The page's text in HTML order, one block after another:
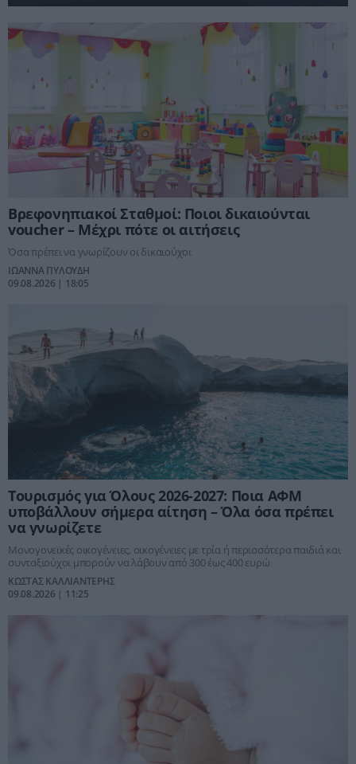
Βρεφονηπιακοί Σταθμοί: Ποιοι δικαιούνται
voucher – Μέχρι πότε οι αιτήσεις
Όσα πρέπει να γνωρίζουν οι δικαιούχοι
ΙΩΑΝΝΑ ΠΥΛΟΥΔΗ
09.08.2026 | 18:05
Τουρισμός για Όλους 2026-2027: Ποια ΑΦΜ
υποβάλλουν σήμερα αίτηση – Όλα όσα πρέπει
να γνωρίζετε
Μονογονεϊκές οικογένειες, οικογένειες με τρία ή περισσότερα παιδιά και
συνταξιούχοι μπορούν να λάβουν από 300 έως 400 ευρώ
ΚΩΣΤΑΣ ΚΑΛΛΙΑΝΤΕΡΗΣ
09.08.2026 | 11:25